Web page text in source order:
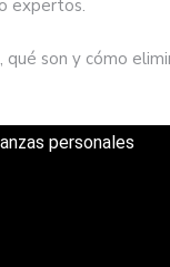
expertos.
son y cómo
personales